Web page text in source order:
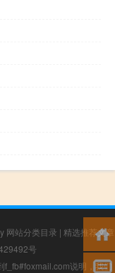
网站分类目录 | 精选推荐文章
号
f_fb#foxmail.com说明，我们